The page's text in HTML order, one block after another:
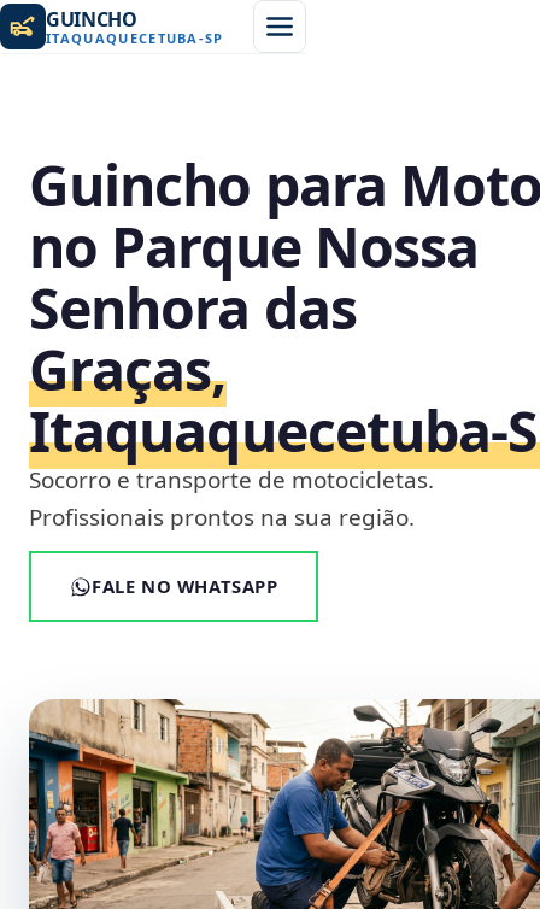
GUINCHO
ITAQUAQUECETUBA -SP
Guincho para
no Parque Nossa
Senhora das
Graças,
Socorro e transporte de motocicletas.
Profissionais prontos na sua região.
FALE NO WHATSAPP